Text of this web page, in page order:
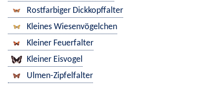
Rostfarbiger Dickkopffalter
Kleines Wiesenvögelchen
Kleiner Feuerfalter
Kleiner Eisvogel
Ulmen-Zipfelfalter